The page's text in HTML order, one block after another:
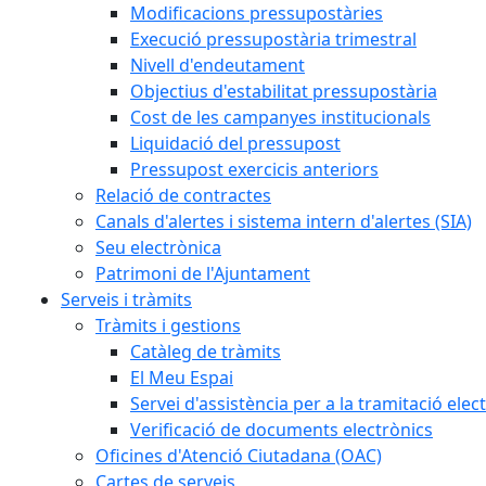
Modificacions pressupostàries
Execució pressupostària trimestral
Nivell d'endeutament
Objectius d'estabilitat pressupostària
Cost de les campanyes institucionals
Liquidació del pressupost
Pressupost exercicis anteriors
Relació de contractes
Canals d'alertes i sistema intern d'alertes (SIA)
Seu electrònica
Patrimoni de l'Ajuntament
Serveis i tràmits
Tràmits i gestions
Catàleg de tràmits
El Meu Espai
Servei d'assistència per a la tramitació
Verificació de documents electrònics
Oficines d'Atenció Ciutadana (OAC)